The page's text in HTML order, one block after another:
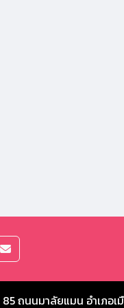
85 ถนนมาลัยแมน อำเภอ